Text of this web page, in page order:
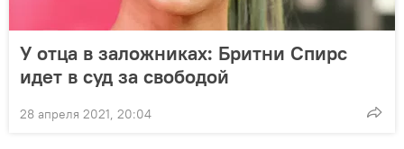
У отца в заложниках: Бритни Спирс
идет в суд за свободой
28 апреля 2021, 20:04